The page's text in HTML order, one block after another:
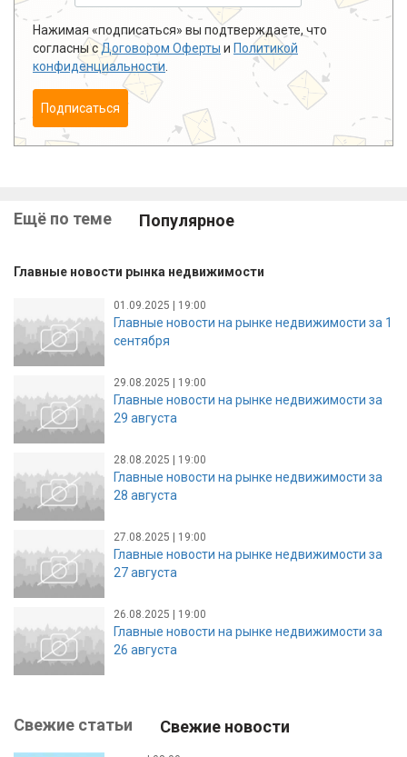
Нажимая «подписаться» вы подтверждаете, что
согласны сДоговором Оферты и Политикой
конфиденциальности
Подписаться
Ещё по теме Популярное
Главные новости рынка недвижимости
01.09.2025 | 19:00
Главные новости на рынке недвижимости за 1
сентября
29.08.2025 | 19:00
Главные новости на рынке недвижимости за
29 августа
28.08.2025 | 19:00
Главные новости на рынке недвижимости за
28 августа
27.08.2025 | 19:00
Главные новости на рынке недвижимости за
27 августа
26.08.2025 | 19:00
Главные новости на рынке недвижимости за
26 августа
Свежие статьи Свежие новости